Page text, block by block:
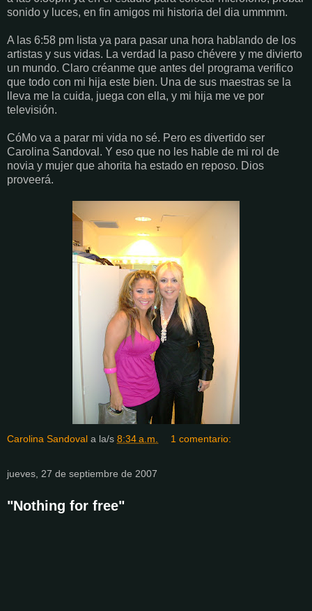
sonido y luces, en fin amigos mi historia del dia ummmm.
A las 6:58 pm lista ya para pasar una hora hablando de los
artistas y sus vidas. La verdad la paso chévere y me divierto
un mundo. Claro créanme que antes del programa verifico
que todo con mi hija este bien. Una de sus maestras se la
lleva me la cuida, juega con ella, y mi hija me ve por
televisión.
CóMo va a parar mi vida no sé. Pero es divertido ser
Carolina Sandoval. Y eso que no les hable de mi rol de
novia y mujer que ahorita ha estado en reposo. Dios
proveerá.
Carolina Sandoval a la/s 8:34 a.m. 1 comentario:
jueves, 27 de septiembre de 2007
"Nothing for free"